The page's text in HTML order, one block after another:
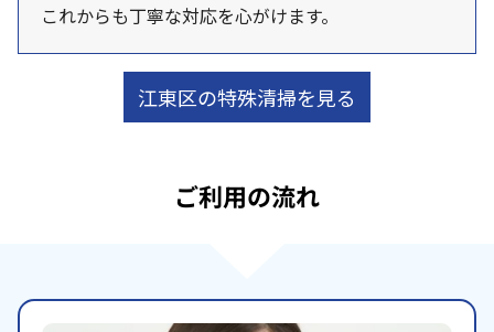
これからも丁寧な対応を心がけます。
江東区の特殊清掃を見る
ご利用の流れ